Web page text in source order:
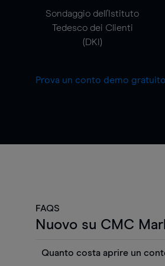
Sondaggio dell'Istituto
Tedesco dei Clienti
(DKI)
Prova un conto demo gratuito
FAQS
Nuovo su CMC
Quanto costa aprire un